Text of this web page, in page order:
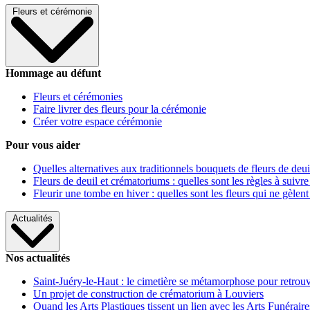
Fleurs et cérémonie
Hommage au défunt
Fleurs et cérémonies
Faire livrer des fleurs pour la cérémonie
Créer votre espace cérémonie
Pour vous aider
Quelles alternatives aux traditionnels bouquets de fleurs de
Fleurs de deuil et crématoriums : quelles sont les règles à
Fleurir une tombe en hiver : quelles sont les fleurs qui ne gèlent
Actualités
Nos actualités
Saint-Juéry-le-Haut : le cimetière se métamorphose pour
Un projet de construction de crématorium à Louviers
Quand les Arts Plastiques tissent un lien avec les Arts